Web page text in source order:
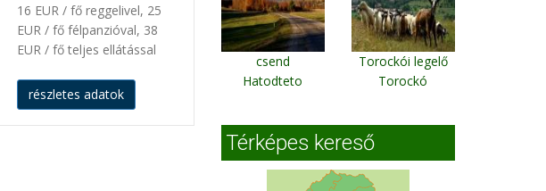
16 EUR / fő reggelivel, 25
EUR / fő félpanzióval, 38
EUR / fő teljes ellátással
részletes adatok
csend
Hatodteto
Torockói legelő
Torockó
Térképes kereső